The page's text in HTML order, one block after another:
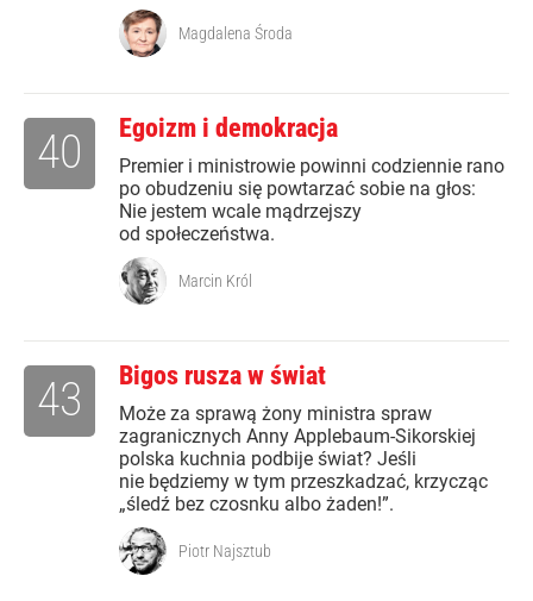
Magdalena Środa
Egoizm i demokracja
Premier i ministrowie powinni codziennie rano
po obudzeniu się powtarzać sobie na głos:
Nie jestem wcale mądrzejszy
od społeczeństwa.
40
Marcin Król
Bigos rusza w świat
Może za sprawą żony ministra spraw
zagranicznych Anny Applebaum-Sikorskiej
polska kuchnia podbije świat? Jeśli
nie będziemy w tym przeszkadzać, krzycząc
„śledź bez czosnku albo żaden!”.
43
Piotr Najsztub